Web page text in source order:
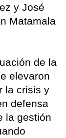
y José
Matamala
de la
elevaron
la crisis y
defensa
la gestión